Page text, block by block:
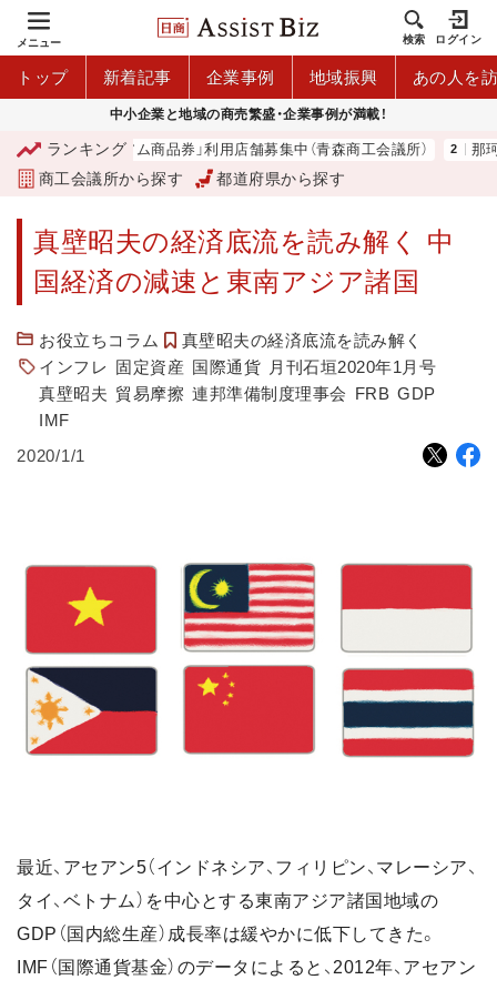
メニュー 検索 ログイン
トップ 新着記事 企業事例 地域振興 あの人を
中小企業と地域の商売繁盛・企業事例が満載！
ランキング
青森市プレミアム商品券」利用店舗募集中（青森商工会議所） 那珂湊
商工会議所から探す 都道府県から探す
真壁昭夫の経済底流を読み解く 中
国経済の減速と東南アジア諸国
お役立ちコラム
真壁昭夫の経済底流を読み解く
インフレ 固定資産 国際通貨 月刊石垣2020年1月号
真壁昭夫 貿易摩擦 連邦準備制度理事会 FRB GDP
IMF
2020/1/1
最近、アセアン5（インドネシア、フィリピン、マレーシア、
タイ、ベトナム）を中心とする東南アジア諸国地域の
GDP（国内総生産）成長率は緩やかに低下してきた。
IMF（国際通貨基金）のデータによると、2012年、アセアン